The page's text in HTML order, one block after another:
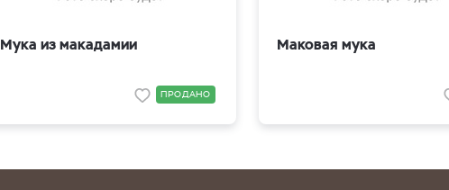
Мука из макадамии
ПРОДАНО
Маковая мука